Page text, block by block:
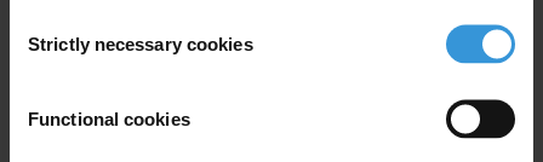
Selection
Strictly necessary cookies
Functional cookies
Last name *